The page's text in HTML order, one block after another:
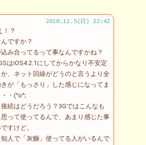
2010.12.5(日) 22:42
！？
ですか？
込み合ってるって事なんですかね？
はiOS4.2.1にしてからかなり不安定
か、ネット回線がどうのと言うより全
が「もっさり」した感じになってま
・(^o^;
続はどうだろう？3Gではこんなも
って使ってるんで、あまり感じた事
すけど。
人で「灰鰤」使ってる人がいるんで